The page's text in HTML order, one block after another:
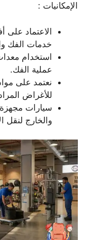
الإمكانيات :
الاعتماد
خدمات الفك
استخدام
عملية الفك.
نعتمد على
للأغراض
سيارات
والخارج لنقل